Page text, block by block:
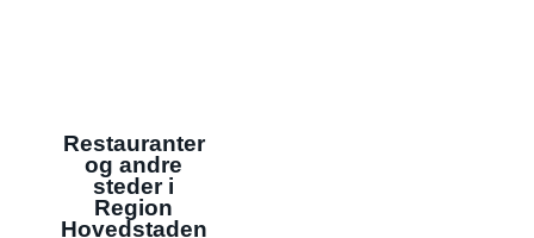
Restauranter
og andre
steder i
Region
Hovedstaden